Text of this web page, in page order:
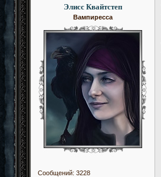
Элисс Квайтстеп
Вампиресса
Сообщений: 3228